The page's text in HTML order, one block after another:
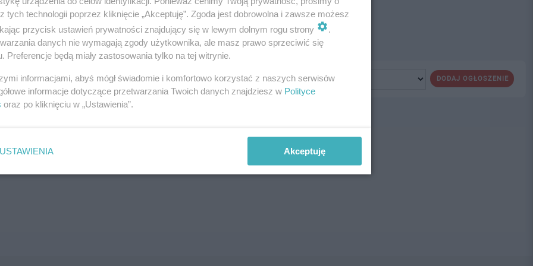
SZUKAJ
DODAJ OGŁOSZENIE
ogłoszenie nie istnieje lub nie jest jeszcze aktywne!
tych technologii poprzez kliknięcie „Akceptuję”. Zgoda jest dobrowolna i zawsze możesz
przycisk ustawień prywatności znajdujący się w lewym dolnym rogu strony
danych nie wymagają zgody użytkownika, ale masz prawo sprzeciwić się
Preferencje będą miały zastosowania tylko na tej witrynie.
informacjami, abyś mógł świadomie i komfortowo korzystać z naszych serwisów
informacje dotyczące przetwarzania Twoich danych znajdziesz w Polityce
oraz po kliknięciu w „Ustawienia”.
USTAWIENIA Akceptuję